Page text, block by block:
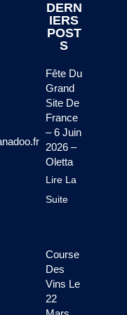
DERN
IERS
POST
S
Fête Du
Grand
Site De
France
– 6 Juin
2026 –
Oletta
Lire La
Suite
Course
Des
Vins Le
22